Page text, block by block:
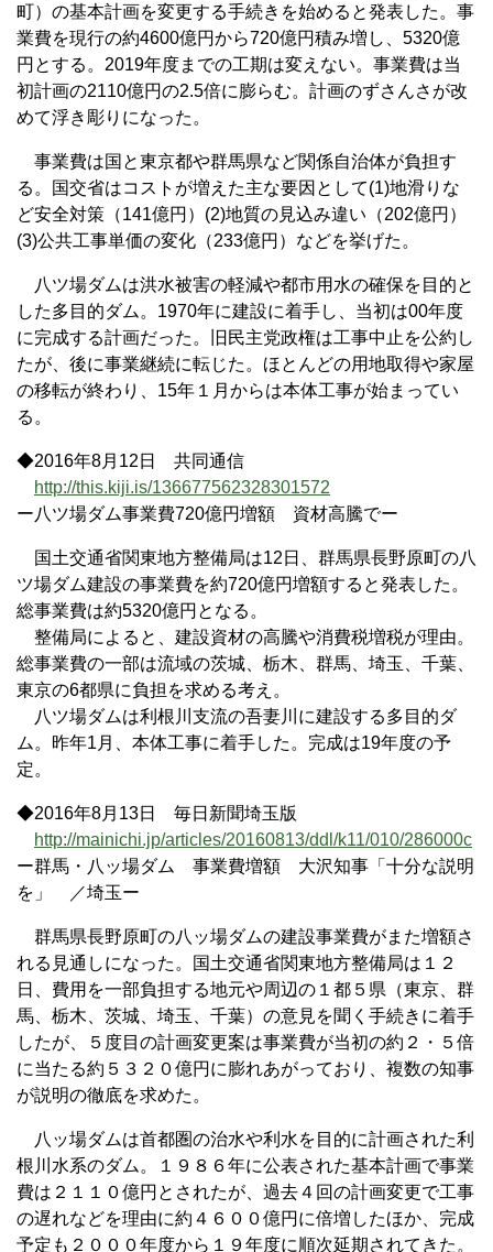
町）の基本計画を変更する手続きを始めると発表した。事
業費を現行の約4600億円から720億円積み増し、5320億
円とする。2019年度までの工期は変えない。事業費は当
初計画の2110億円の2.5倍に膨らむ。計画のずさんさが改
めて浮き彫りになった。
事業費は国と東京都や群馬県など関係自治体が負担す
る。国交省はコストが増えた主な要因として(1)地滑りな
ど安全対策（141億円）(2)地質の見込み違い（202億円）
(3)公共工事単価の変化（233億円）などを挙げた。
八ツ場ダムは洪水被害の軽減や都市用水の確保を目的と
した多目的ダム。1970年に建設に着手し、当初は00年度
に完成する計画だった。旧民主党政権は工事中止を公約し
たが、後に事業継続に転じた。ほとんどの用地取得や家屋
の移転が終わり、15年１月からは本体工事が始まってい
る。
◆2016年8月12日 共同通信
http://this.kiji.is/136677562328301572
ー八ツ場ダム事業費720億円増額 資材高騰でー
国土交通省関東地方整備局は12日、群馬県長野原町の八
ツ場ダム建設の事業費を約720億円増額すると発表した。
総事業費は約5320億円となる。
整備局によると、建設資材の高騰や消費税増税が理由。
総事業費の一部は流域の茨城、栃木、群馬、埼玉、千葉、
東京の6都県に負担を求める考え。
八ツ場ダムは利根川支流の吾妻川に建設する多目的ダ
ム。昨年1月、本体工事に着手した。完成は19年度の予
定。
◆2016年8月13日 毎日新聞埼玉版
http://mainichi.jp/articles/20160813/ddl/k11/010/286000c
ー群馬・八ッ場ダム 事業費増額 大沢知事「十分な説明
を」 ／埼玉ー
群馬県長野原町の八ッ場ダムの建設事業費がまた増額さ
れる見通しになった。国土交通省関東地方整備局は１２
日、費用を一部負担する地元や周辺の１都５県（東京、群
馬、栃木、茨城、埼玉、千葉）の意見を聞く手続きに着手
したが、５度目の計画変更案は事業費が当初の約２・５倍
に当たる約５３２０億円に膨れあがっており、複数の知事
が説明の徹底を求めた。
八ッ場ダムは首都圏の治水や利水を目的に計画された利
根川水系のダム。１９８６年に公表された基本計画で事業
費は２１１０億円とされたが、過去４回の計画変更で工事
の遅れなどを理由に約４６００億円に倍増したほか、完成
予定も２０００年度から１９年度に順次延期されてきた。